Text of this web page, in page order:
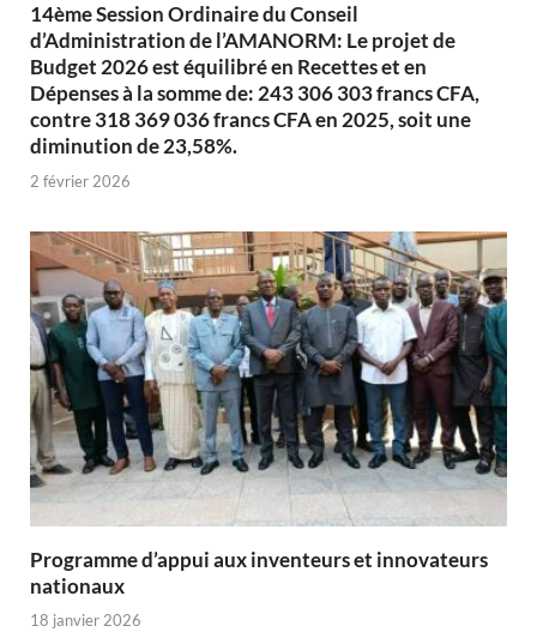
14ème Session Ordinaire du Conseil
d’Administration de l’AMANORM: Le projet de
Budget 2026 est équilibré en Recettes et en
Dépenses à la somme de: 243 306 303 francs CFA,
contre 318 369 036 francs CFA en 2025, soit une
diminution de 23,58%.
2 février 2026
Programme d’appui aux inventeurs et innovateurs
nationaux
18 janvier 2026